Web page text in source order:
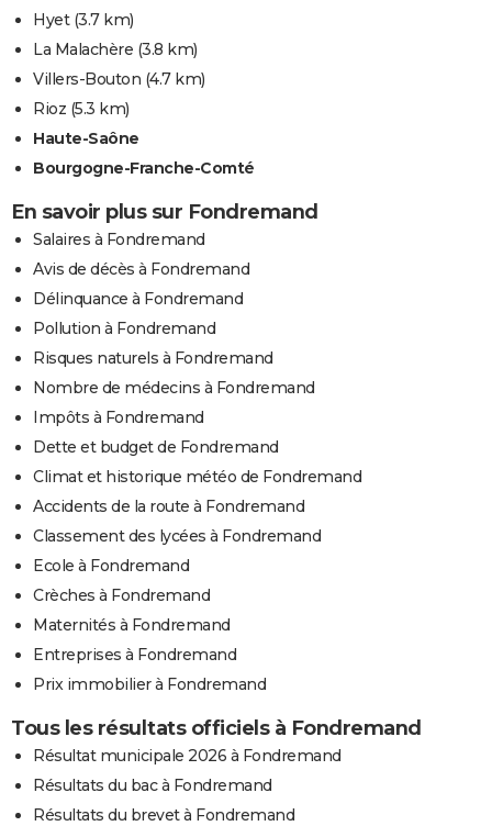
Hyet(3.7 km)
La Malachère (3.8 km)
Villers-Bouton (4.7 km)
Rioz (5.3 km)
Haute-Saône
Bourgogne-Franche-Comté
En savoir plus sur Fondremand
Salaires à Fondremand
Avis de décès à Fondremand
Délinquance à Fondremand
Pollution à Fondremand
Risques naturels à Fondremand
Nombre de médecins à Fondremand
Impôts à Fondremand
Dette et budget de Fondremand
Climat et historique météo de Fondremand
Accidents de la route à Fondremand
Classement des lycées à Fondremand
Ecole à Fondremand
Crèches à Fondremand
Maternités à Fondremand
Entreprises à Fondremand
Prix immobilier à Fondremand
Tous les résultats officiels à Fondremand
Résultat municipale 2026 à Fondremand
Résultats du bac à Fondremand
Résultats du brevet à Fondremand